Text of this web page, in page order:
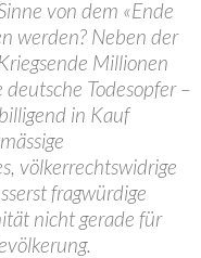
von dem «Ende
werden? Neben der
Millionen
Todesopfer –
in Kauf
völkerrechtswidrige
fragwürdige
nicht gerade für